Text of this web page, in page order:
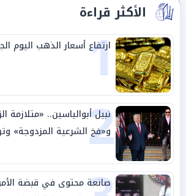
الأكثر قراءة
1
ارتفاع أسعار الذهب اليوم
2
نبيل أبوالياسين.. «متلازمة
و«فخ الشرعية المزدوجة»
وحليفه في «ميتم استراتيجي»
صانعة محتوى في قبضة